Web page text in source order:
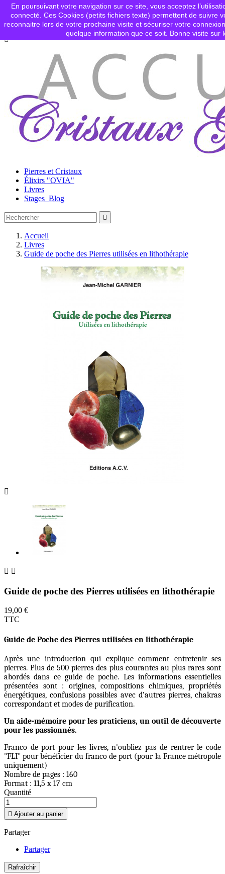
Contactez-nous
Connexion
shopping_cart Panier (0)

Pierres et Cristaux
Élixirs "OVIA"
Livres
Stages_Blog

Accueil
Livres
Guide de poche des Pierres utilisées en lithothérapie

 
Guide de poche des Pierres utilisées en lithothérapie
19,00 €
TTC
Guide de Poche des Pierres utilisées en lithothérapie
Après une introduction qui explique comment entretenir ses
pierres. Plus de 500 pierres des plus courantes au plus rares sont
abordés dans ce guide de poche. Les informations essentielles
présentées sont : origines, compositions chimiques, propriétés
énergétiques, confusions possibles avec d’autres pierres, chakras
correspondant et modes de purification.
Un aide-mémoire pour les praticiens, un outil de découverte
pour les passionnés.
Franco de port pour les livres, n'oubliez pas de rentrer le code
"FLI" pour bénéficier du franco de port (pour la France métropole
uniquement)
Nombre de pages : 160
Format : 11,5 x 17 cm
Quantité
 Ajouter au panier
Partager
Partager
En poursuivant votre navigation sur ce site, vous acceptez
connecté. Ces Cookies (petits fichiers texte) permettent de suivre
reconnaitre lors de votre prochaine visite et sécuriser votre
quelque information que ce soit. Bonne visite sur